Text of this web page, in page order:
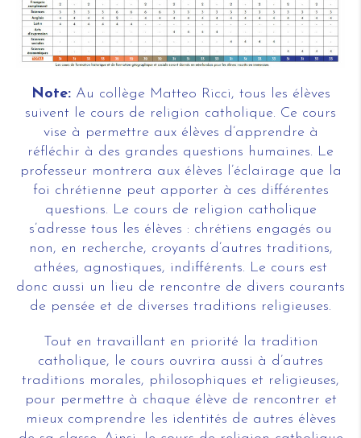
Note:Au collège Matteo Ricci, tous les élèves
suivent le cours de religion catholique. Ce cours
vise à permettre aux élèves d’apprendre à
réfléchir à des grandes questions humaines. Le
professeur montrera aux élèves l’éclairage que la
foi chrétienne peut apporter à ces différentes
questions. Le cours de religion catholique
s’adresse tous les élèves : chrétiens engagés ou
non, en recherche, croyants d’autres traditions,
athées, agnostiques, indifférents. Le cours est
donc aussi un lieu de rencontre de divers courants
de pensée et de diverses traditions religieuses.
Tout en travaillant en priorité la tradition
catholique, le cours ouvrira aussi à d’autres
traditions morales, philosophiques et religieuses,
pour permettre à chaque élève de rencontrer et
mieux comprendre les identités de autres élèves